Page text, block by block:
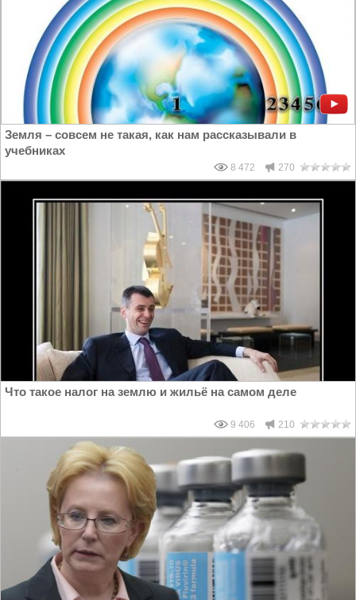
Земля – совсем не такая, как нам рассказывали в
учебниках
8 472 270
Что такое налог на землю и жильё на самом деле
9 406 210